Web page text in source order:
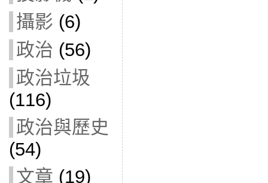
攝影 (6)
政治 (56)
政治垃圾
(116)
政治與歷史
(54)
文章 (19)